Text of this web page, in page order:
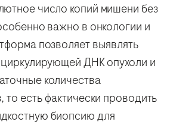
число копий мишени без
важно в онкологии и
позволяет выявлять
ДНК опухоли и
количества
то есть фактически проводить
биопсию для